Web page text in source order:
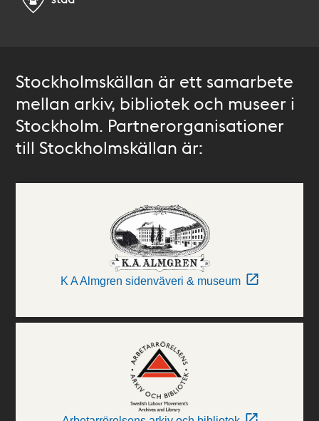
Stockholmskällan är ett samarbete
mellan arkiv, bibliotek och museer i
Stockholm. Partnerorganisationer
till Stockholmskällan är:
K A Almgren sidenväveri & museum